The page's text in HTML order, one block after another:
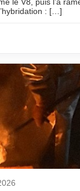
le V8, puis l’a
: […]